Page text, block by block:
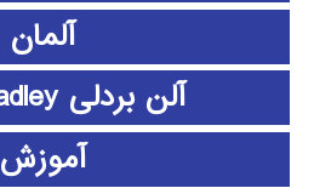
آلمان
آلن بردلی Allen bradley
آموزش